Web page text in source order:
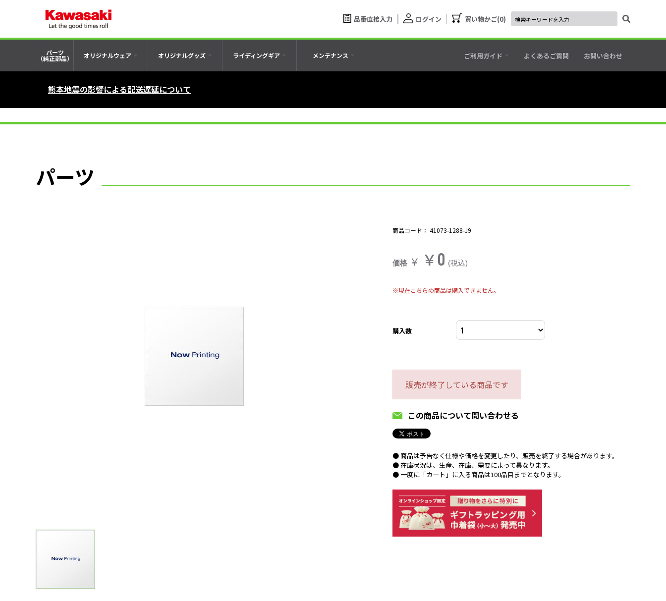
品番直接入力 ログイン 買い物かご 0
パーツ
（純正部品） オリジナルウェア オリジナルグッズ ライディングギア メンテナンス ご利用ガイド よくあるご質問 お問い合わせ
熊本地震の影響による配送遅延について
パーツ
商品コード： 41073-1288-J9
価格 ￥ ￥0 (税込)
※現在こちらの商品は購入できません。
購入数
販売が終了している商品です
この商品について問い合わせる
● 商品は予告なく仕様や価格を変更したり、販売を終了する場合があります。
● 在庫状況は、生産、在庫、需要によって異なります。
● 一度に「カート」に入る商品は100品目までとなります。